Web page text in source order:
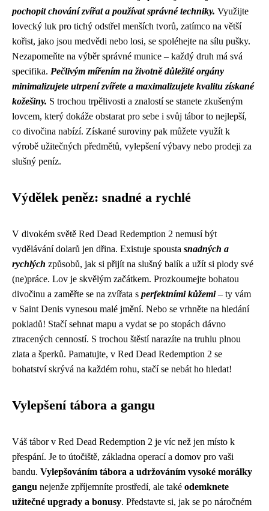
pochopit chování zvířat a používat správné techniky. Využijte
lovecký luk pro tichý odstřel menších tvorů, zatímco na větší
kořist, jako jsou medvědi nebo losi, se spoléhejte na sílu pušky.
Nezapomeňte na výběr správné munice – každý druh má svá
specifika. Pečlivým mířením na životně důležité orgány
minimalizujete utrpení zvířete a maximalizujete kvalitu získané
kožešiny. S trochou trpělivosti a znalostí se stanete zkušeným
lovcem, který dokáže obstarat pro sebe i svůj tábor to nejlepší,
co divočina nabízí. Získané suroviny pak můžete využít k
výrobě užitečných předmětů, vylepšení výbavy nebo prodeji za
slušný peníz.
Výdělek peněz: snadné a rychlé
V divokém světě Red Dead Redemption 2 nemusí být
vydělávání dolarů jen dřina. Existuje spousta snadných a
rychlých způsobů, jak si přijít na slušný balík a užít si plody své
(ne)práce. Lov je skvělým začátkem. Prozkoumejte bohatou
divočinu a zaměřte se na zvířata s perfektními kůžemi– ty vám
v Saint Denis vynesou malé jmění. Nebo se vrhněte na hledání
pokladů! Stačí sehnat mapu a vydat se po stopách dávno
ztracených cenností. S trochou štěstí narazíte na truhlu plnou
zlata a šperků. Pamatujte, v Red Dead Redemption 2 se
bohatství skrývá na každém rohu, stačí se nebát ho hledat!
Vylepšení tábora a gangu
Váš tábor v Red Dead Redemption 2 je víc než jen místo k
přespání. Je to útočiště, základna operací a domov pro vaši
bandu. Vylepšováním tábora a udržováním vysoké morálky
gangu nejenže zpříjemníte prostředí, ale také odemknete
užitečné upgrady a bonusy. Představte si, jak se po náročném